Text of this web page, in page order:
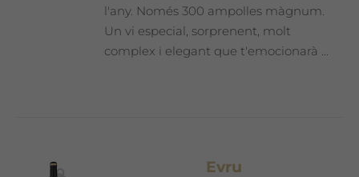
l'any. Només 300 ampolles màgnum.
Un vi especial, sorprenent, molt
complex i elegant que t'emocionarà ...
Evru